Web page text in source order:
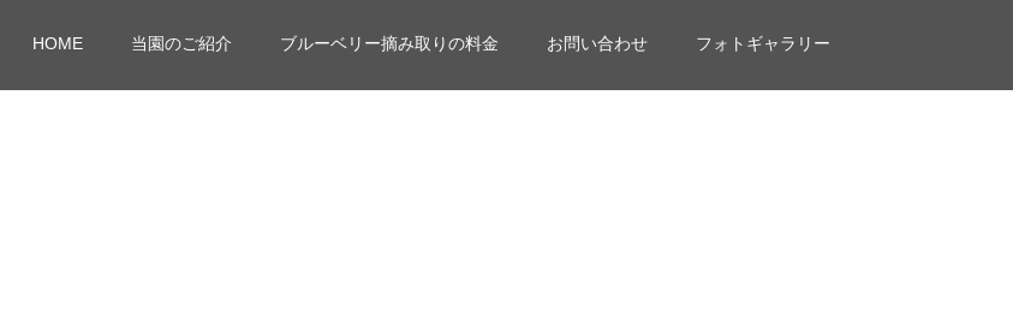
HOME 当園のご紹介 ブルーベリー摘み取りの料金 お問い合わせ フォトギャラリー